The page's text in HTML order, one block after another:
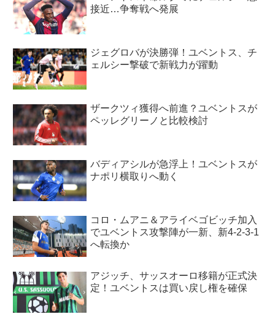
接近…争奪戦へ発展
ジェグロバが決勝弾！ユベントス、チ
ェルシー撃破で新戦力が躍動
ザークツィ獲得へ前進？ユベントスが
ペッレグリーノと比較検討
バディアシルが急浮上！ユベントスが
ナポリ横取りへ動く
コロ・ムアニ＆アライベゴビッチ加入
でユベントス攻撃陣が一新、新4-2-3-1
へ転換か
アジッチ、サッスオーロ移籍が正式決
定！ユベントスは買い戻し権を確保